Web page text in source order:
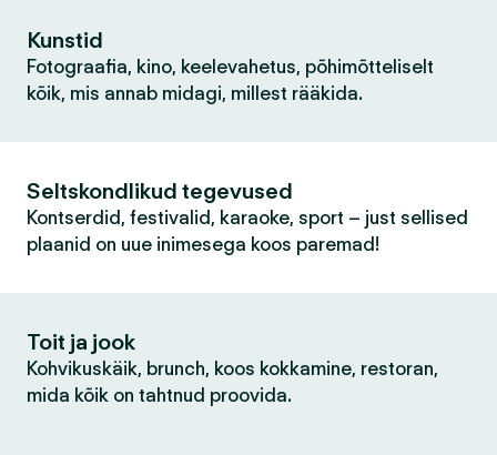
Kunstid
Fotograafia, kino, keelevahetus, põhimõtteliselt
kõik, mis annab midagi, millest rääkida.
Seltskondlikud tegevused
Kontserdid, festivalid, karaoke, sport – just sellised
plaanid on uue inimesega koos paremad!
Toit ja jook
Kohvikuskäik, brunch, koos kokkamine, restoran,
mida kõik on tahtnud proovida.